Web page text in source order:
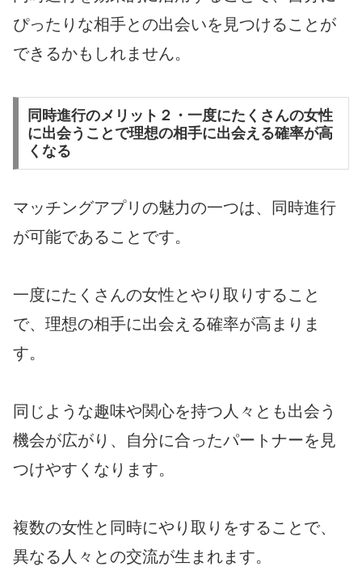
ぴったりな相手との出会いを見つけることが
できるかもしれません。
同時進行のメリット２・一度にたくさんの女性
に出会うことで理想の相手に出会える確率が高
くなる
マッチングアプリの魅力の一つは、同時進行
が可能であることです。
一度にたくさんの女性とやり取りすること
で、理想の相手に出会える確率が高まりま
す。
同じような趣味や関心を持つ人々とも出会う
機会が広がり、自分に合ったパートナーを見
つけやすくなります。
複数の女性と同時にやり取りをすることで、
異なる人々との交流が生まれます。